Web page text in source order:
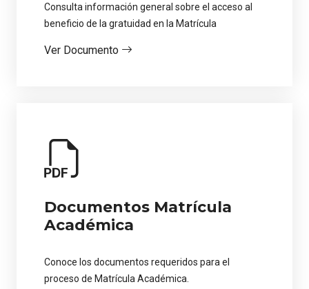
Consulta información general sobre el acceso al
beneficio de la gratuidad en la Matrícula
Ver Documento
Documentos Matrícula
Académica
Conoce los documentos requeridos para el
proceso de Matrícula Académica.